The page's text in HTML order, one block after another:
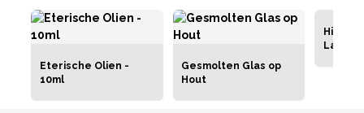
Eterische Olien -
10ml
Gesmolten Glas op
Hout